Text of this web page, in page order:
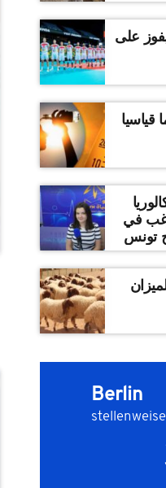
على
قياسيا
في
تونس
Berlin